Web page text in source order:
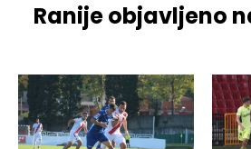
Ranije objavljeno